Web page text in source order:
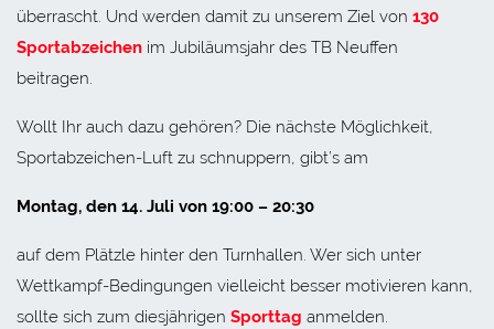
überrascht. Und werden damit zu unserem Ziel von 130
Sportabzeichen im Jubiläumsjahr des TB Neuffen
beitragen.
Wollt Ihr auch dazu gehören? Die nächste Möglichkeit,
Sportabzeichen-Luft zu schnuppern, gibt’s am
Montag, den 14. Juli von 19:00 – 20:30
auf dem Plätzle hinter den Turnhallen. Wer sich unter
Wettkampf-Bedingungen vielleicht besser motivieren kann,
sollte sich zum diesjährigen Sporttag anmelden.